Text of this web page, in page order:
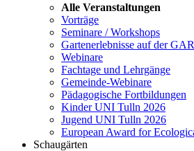
Alle Veranstaltungen
Vorträge
Seminare / Workshops
Gartenerlebnisse auf der
Webinare
Fachtage und Lehrgänge
Gemeinde-Webinare
Pädagogische Fortbildungen
Kinder UNI Tulln 2026
Jugend UNI Tulln 2026
European Award for
Schaugärten